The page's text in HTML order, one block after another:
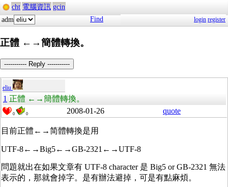
cht 電腦資訊 gcin
adm
Find login register
正體 ←→簡體轉換。
----------- Reply -----------
eliu
1 正體 ←→簡體轉換。
0 0 2008-01-26 quote
目前正體←→简體轉換是用
UTF-8←→Big5←→GB-2321←→UTF-8
問題就出在如果文章有 UTF-8 character 是 Big5 or GB-2321 無法
表示的，那就會掉字。是有辦法避掉，可是有點麻煩。